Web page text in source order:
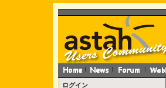
ログイン